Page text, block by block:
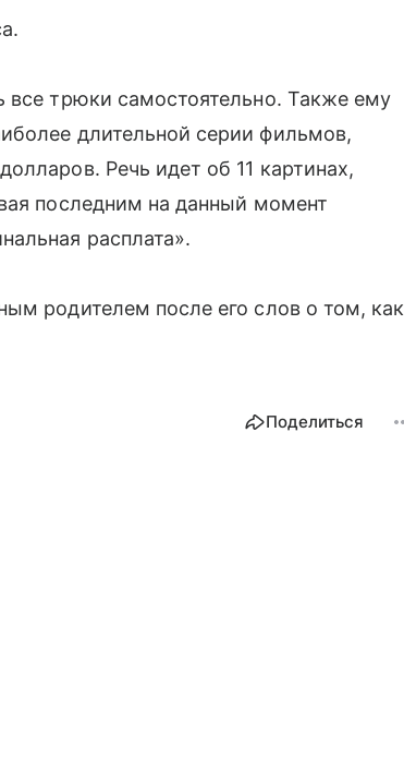
все трюки самостоятельно. Также ему
длительной серии фильмов,
Речь идет об 11 картинах,
последним на данный момент
расплата».
родителем после его слов о том, как
Поделиться